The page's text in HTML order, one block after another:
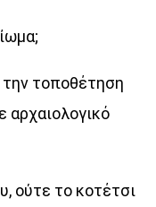
τοποθέτηση
αρχαιολογικό
ούτε το κοτέτσι